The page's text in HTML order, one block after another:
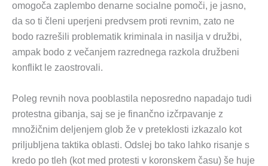
omogoča zaplembo denarne socialne pomoči, je jasno,
da so ti členi uperjeni predvsem proti revnim, zato ne
bodo razrešili problematik kriminala in nasilja v družbi,
ampak bodo z večanjem razrednega razkola družbeni
konflikt le zaostrovali.
Poleg revnih nova pooblastila neposredno napadajo tudi
protestna gibanja, saj se je finančno izčrpavanje z
množičnim deljenjem glob že v preteklosti izkazalo kot
priljubljena taktika oblasti. Odslej bo tako lahko risanje s
kredo po tleh (kot med protesti v koronskem času) še huje